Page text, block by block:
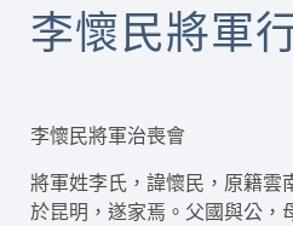
李懷民將軍
李懷民將軍治喪會
將軍姓李氏，諱懷民，原籍雲
於昆明，遂家焉。父國與公，